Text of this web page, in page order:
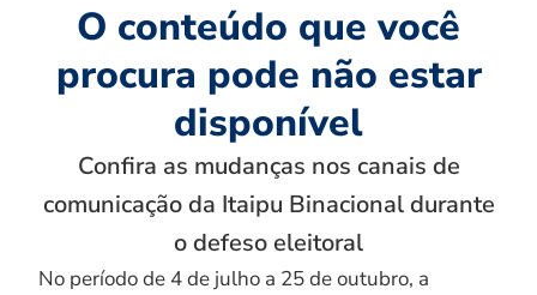
O conteúdo que você
procura pode não estar
disponível
Confira as mudanças nos canais de
comunicação da Itaipu Binacional durante
o defeso eleitoral
No período de 4 de julho a 25 de outubro, a